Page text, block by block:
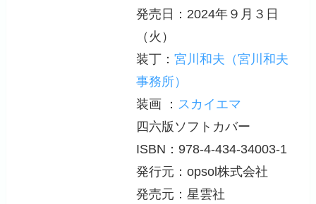
発売日：2024年９月３日
（火）
装丁：宮川和夫（宮川和夫
事務所）
装画 ： スカイエマ
四六版ソフトカバー
ISBN：978-4-434-34003-1
発行元：opsol株式会社
発売元：星雲社